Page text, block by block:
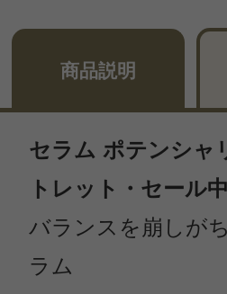
商品説明
セラム ポテンシャ
トレット・セール中
バランスを崩しが
ラム